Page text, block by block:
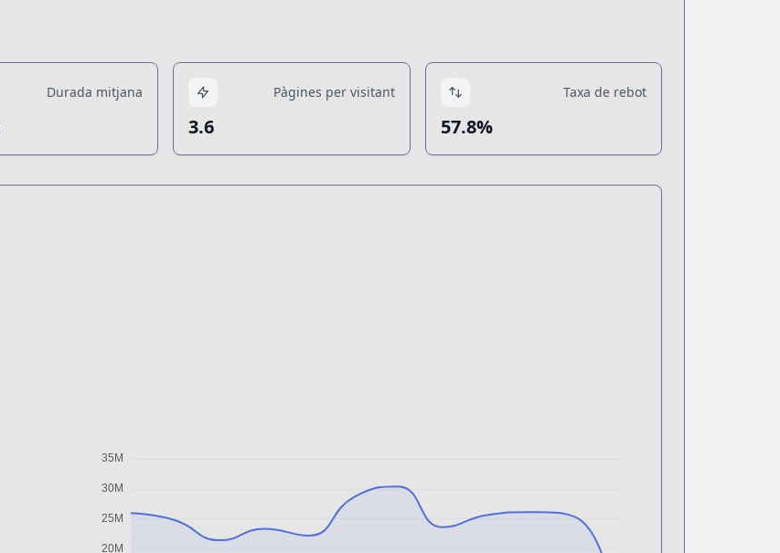
Durada mitjana Pàgines per visitant
3.6
Taxa de rebot
57.8%